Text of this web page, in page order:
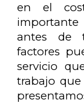
en el
antes de
factores
servicio
trabajo